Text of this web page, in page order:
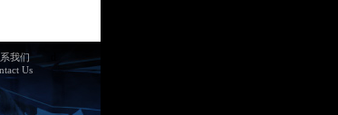
我们
Us